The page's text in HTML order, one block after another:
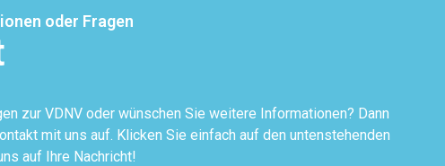
oder Fragen
zur VDNV oder wünschen Sie weitere Informationen? Dann
mit uns auf. Klicken Sie einfach auf den untenstehenden
auf Ihre Nachricht!